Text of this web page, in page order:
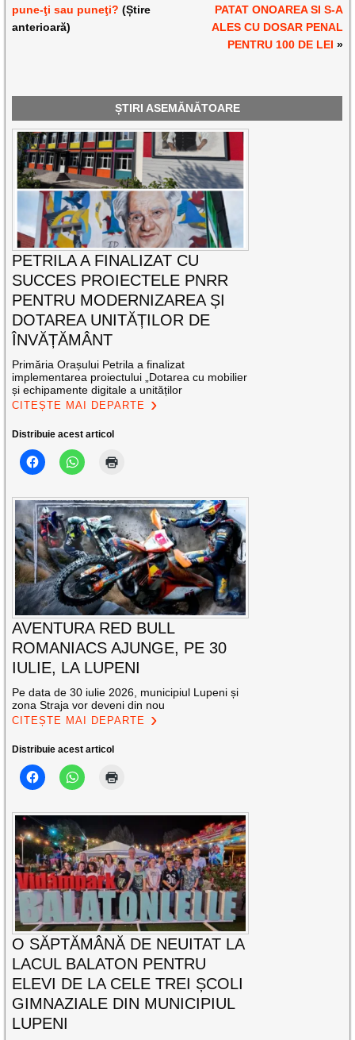
pune-ţi sau puneţi? (Știre
anterioară)
PATAT ONOAREA SI S-A
ALES CU DOSAR PENAL
PENTRU 100 DE LEI »
ȘTIRI ASEMĂNĂTOARE
PETRILA A FINALIZAT CU
SUCCES PROIECTELE PNRR
PENTRU MODERNIZAREA ȘI
DOTAREA UNITĂȚILOR DE
ÎNVĂȚĂMÂNT
Primăria Orașului Petrila a finalizat
implementarea proiectului „Dotarea cu mobilier
și echipamente digitale a unităților
CITEȘTE MAI DEPARTE
Distribuie acest articol
AVENTURA RED BULL
ROMANIACS AJUNGE, PE 30
IULIE, LA LUPENI
Pe data de 30 iulie 2026, municipiul Lupeni și
zona Straja vor deveni din nou
CITEȘTE MAI DEPARTE
Distribuie acest articol
O SĂPTĂMÂNĂ DE NEUITAT LA
LACUL BALATON PENTRU
ELEVI DE LA CELE TREI ȘCOLI
GIMNAZIALE DIN MUNICIPIUL
LUPENI